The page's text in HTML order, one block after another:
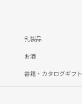
乳製品
お酒
書籍・カタログギフト